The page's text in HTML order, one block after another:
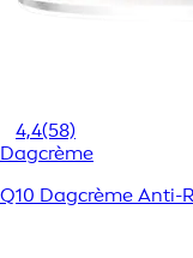
4,4(58)
Dagcrème
Q10 Dagcrème Anti-